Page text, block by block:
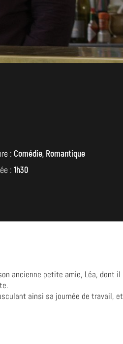
: Comédie, Romantique
: 1h30
ancienne petite amie, Léa, dont il
ainsi sa journée de travail, et